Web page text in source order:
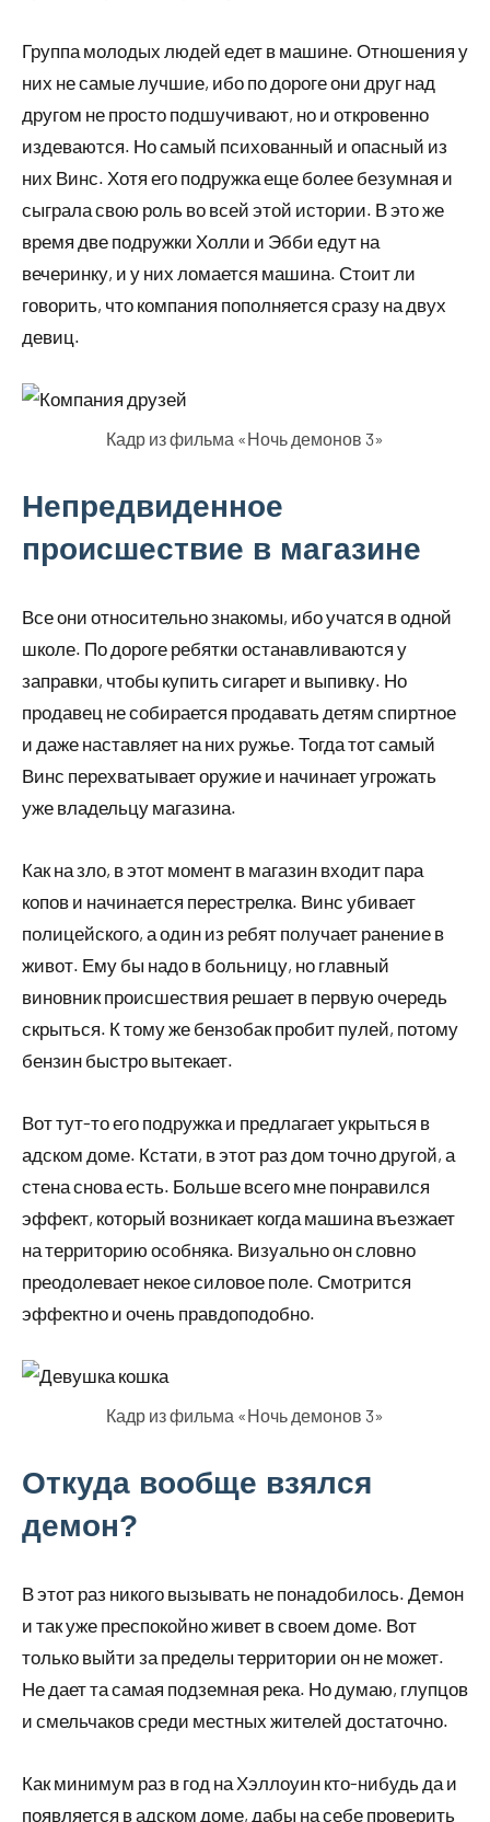
Группа молодых людей едет в машине. Отношения у
них не самые лучшие, ибо по дороге они друг над
другом не просто подшучивают, но и откровенно
издеваются. Но самый психованный и опасный из
них Винс. Хотя его подружка еще более безумная и
сыграла свою роль во всей этой истории. В это же
время две подружки Холли и Эбби едут на
вечеринку, и у них ломается машина. Стоит ли
говорить, что компания пополняется сразу на двух
девиц.
Кадр из фильма «Ночь демонов 3»
Непредвиденное
происшествие в магазине
Все они относительно знакомы, ибо учатся в одной
школе. По дороге ребятки останавливаются у
заправки, чтобы купить сигарет и выпивку. Но
продавец не собирается продавать детям спиртное
и даже наставляет на них ружье. Тогда тот самый
Винс перехватывает оружие и начинает угрожать
уже владельцу магазина.
Как на зло, в этот момент в магазин входит пара
копов и начинается перестрелка. Винс убивает
полицейского, а один из ребят получает ранение в
живот. Ему бы надо в больницу, но главный
виновник происшествия решает в первую очередь
скрыться. К тому же бензобак пробит пулей, потому
бензин быстро вытекает.
Вот тут-то его подружка и предлагает укрыться в
адском доме. Кстати, в этот раз дом точно другой, а
стена снова есть. Больше всего мне понравился
эффект, который возникает когда машина въезжает
на территорию особняка. Визуально он словно
преодолевает некое силовое поле. Смотрится
эффектно и очень правдоподобно.
Кадр из фильма «Ночь демонов 3»
Откуда вообще взялся
демон?
В этот раз никого вызывать не понадобилось. Демон
и так уже преспокойно живет в своем доме. Вот
только выйти за пределы территории он не может.
Не дает та самая подземная река. Но думаю, глупцов
и смельчаков среди местных жителей достаточно.
Как минимум раз в год на Хэллоуин кто-нибудь да и
появляется в адском доме, дабы на себе проверить